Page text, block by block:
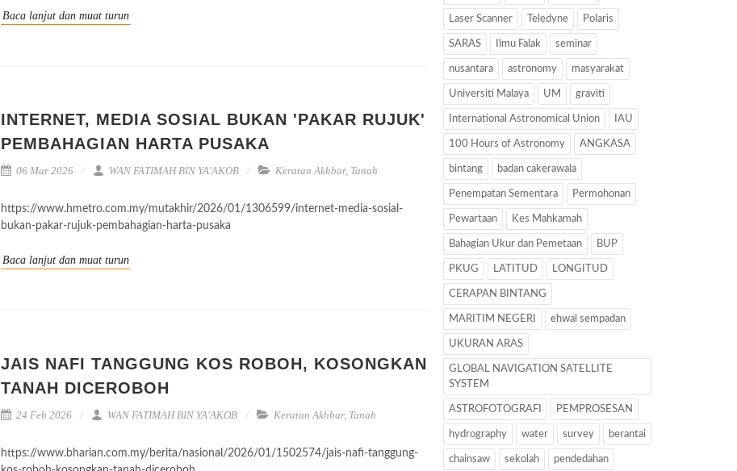
Baca lanjut dan muat turun
INTERNET, MEDIA SOSIAL BUKAN 'PAKAR RUJUK'
PEMBAHAGIAN HARTA PUSAKA
06 Mar 2026 WAN FATIMAH BIN YA'AKOB Keratan Akhbar, Tanah
https://www.hmetro.com.my/mutakhir/2026/01/1306599/internet-media-sosial-
bukan-pakar-rujuk-pembahagian-harta-pusaka
Baca lanjut dan muat turun
JAIS NAFI TANGGUNG KOS ROBOH, KOSONGKAN
TANAH DICEROBOH
24 Feb 2026 WAN FATIMAH BIN YA'AKOB Keratan Akhbar, Tanah
https://www.bharian.com.my/berita/nasional/2026/01/1502574/jais-nafi-tanggung-
Laser Scanner Teledyne Polaris
SARAS Ilmu Falak seminar
nusantara astronomy masyarakat
Universiti Malaya UM graviti
International Astronomical Union IAU
100 Hours of Astronomy ANGKASA
bintang badan cakerawala
Penempatan Sementara Permohonan
Pewartaan Kes Mahkamah
Bahagian Ukur dan Pemetaan BUP
PKUG LATITUD LONGITUD
CERAPAN BINTANG
MARITIM NEGERI ehwal sempadan
UKURAN ARAS
GLOBAL NAVIGATION SATELLITE
SYSTEM
ASTROFOTOGRAFI PEMPROSESAN
hydrography water survey berantai
chainsaw sekolah pendedahan